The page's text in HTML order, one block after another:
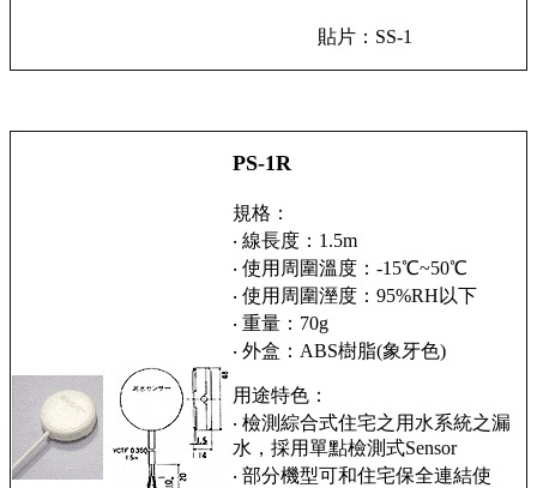
貼片：SS-1
PS-1R
規格：
‧ 線長度：1.5m
‧ 使用周圍溫度：-15℃~50℃
‧ 使用周圍溼度：95%RH以下
‧ 重量：70g
‧ 外盒：ABS樹脂(象牙色)
用途特色：
‧ 檢測綜合式住宅之用水系統之漏
水，採用單點檢測式Sensor
‧ 部分機型可和住宅保全連結使